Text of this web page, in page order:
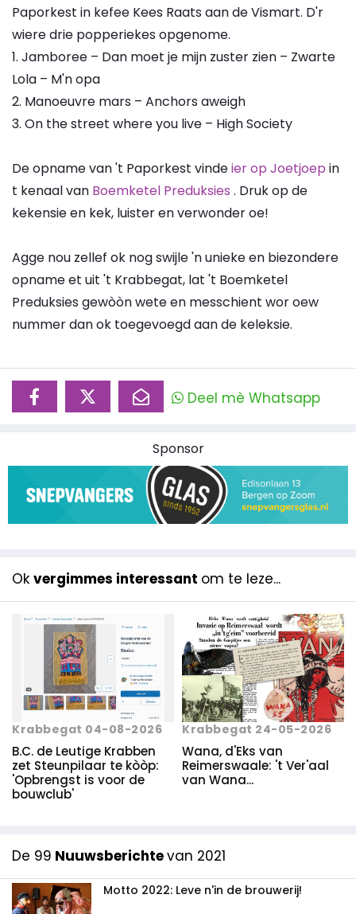
Paporkest in kefee Kees Raats aan de Vismart. D'r
wiere drie popperiekes opgenome.
1. Jamboree – Dan moet je mijn zuster zien – Zwarte
Lola – M'n opa
2. Manoeuvre mars – Anchors aweigh
3. On the street where you live – High Society
De opname van 't Paporkest vindeier op Joetjoep in
t kenaal van Boemketel Preduksies . Druk op de
kekensie en kek, luister en verwonder oe!
Agge nou zellef ok nog swijle 'n unieke en biezondere
opname et uit 't Krabbegat, lat 't Boemketel
Preduksies gewòòn wete en messchient wor oew
nummer dan ok toegevoegd aan de keleksie.
Deel mè Whatsapp
Sponsor
Ok vergimmes interessant om te leze...
Krabbegat 04-08-2026
B.C. de Leutige Krabben
zet Steunpilaar te kòòp:
'Opbrengst is voor de
bouwclub'
Krabbegat 24-05-2026
Wana, d'Eks van
Reimerswaale: 't Ver'aal
van Wana...
De 99 Nuuwsberichtevan 2021
Motto 2022: Leve n'in de brouwerij!